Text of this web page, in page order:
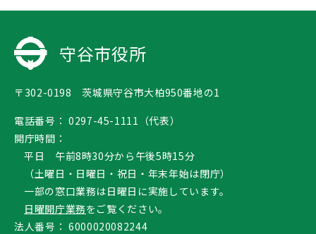
守谷市役所
〒302-0198 茨城県守谷市大柏950番地の1
電話番号： 0297-45-1111（代表）
開庁時間：
平日 午前8時30分から午後5時15分
（土曜日・日曜日・祝日・年末年始は閉庁）
一部の窓口業務は日曜日に実施しています。
日曜開庁業務をご覧ください。
法人番号： 6000020082244